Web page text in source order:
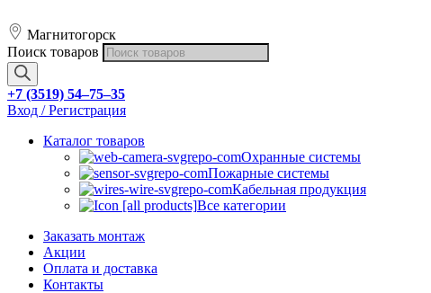
Магнитогорск
Поиск товаров
+7 (3519) 54‒75‒35
Вход / Регистрация
Каталог товаров
Охранные системы
Пожарные системы
Кабельная продукция
Все категории
Заказать монтаж
Акции
Оплата и доставка
Контакты